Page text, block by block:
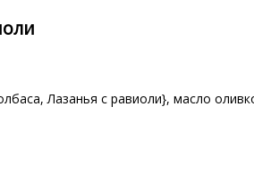
,Лазанья с равиоли}, масло